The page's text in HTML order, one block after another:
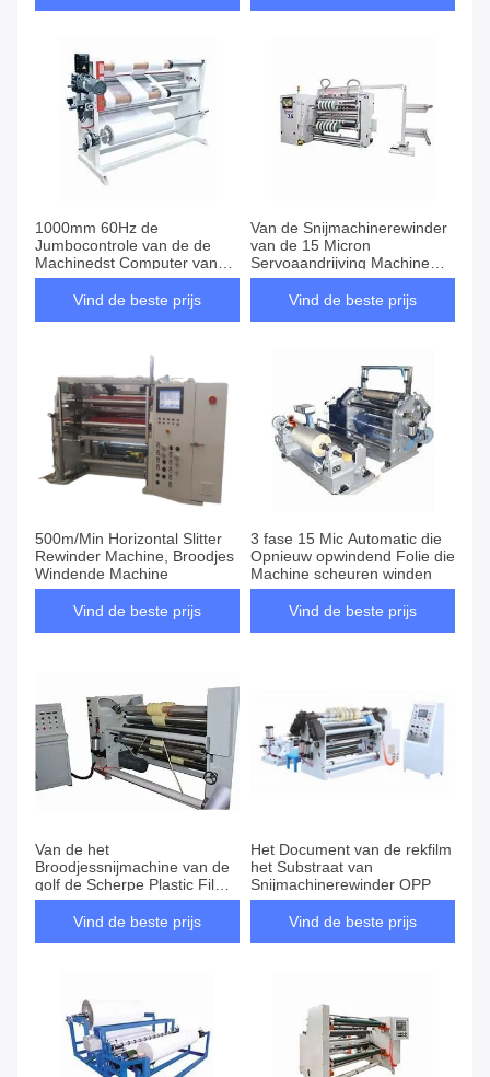
1000mm 60Hz de
Jumbocontrole van de de
Machinedst Computer van
Rewinder van de
Broodjessnijmachine
Vind de beste prijs
Van de Snijmachinerewinder
van de 15 Micron
Servoaandrijving Machine
1000mm Substraatbreedte
Vind de beste prijs
500m/Min Horizontal Slitter
Rewinder Machine, Broodjes
Windende Machine
Vind de beste prijs
3 fase 15 Mic Automatic die
Opnieuw opwindend Folie die
Machine scheuren winden
Vind de beste prijs
Van de het
Broodjessnijmachine van de
golf de Scherpe Plastic Film
Machine van Rewinder
Vind de beste prijs
Het Document van de rekfilm
het Substraat van
Snijmachinerewinder OPP
Vind de beste prijs